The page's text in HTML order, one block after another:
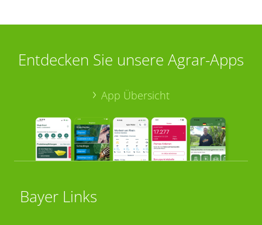
Entdecken Sie unsere Agrar-Apps
App Übersicht
Bayer Links